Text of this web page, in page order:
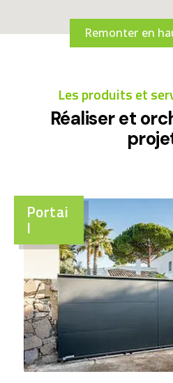
Remonter en
Les produits et
Réaliser et
Portai
l